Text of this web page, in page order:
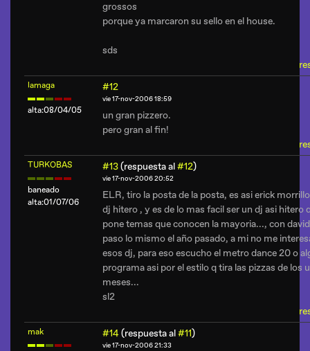
grossos
porque ya marcaron su sello en el house.
sds
lamaga
alta:08/04/05
#12
vie 17-nov-2006 18:59
un gran pizzero.
pero gran al fin!
TURKOBAS
baneado
alta:01/07/06
#13(respuesta al#12)
vie 17-nov-2006 20:52
ELR, tiro la posta de la posta, es asi erick
dj hitero , y es de lo mas facil ser un dj asi hitero
pone temas que conocen la mayoria..., con
paso lo mismo el año pasado, a mi no me
esos dj, para eso escucho el metro dance 20 o
programa asi por el estilo q tira las pizzas de los
meses...
sl2
mak #14(respuesta al#11)
vie 17-nov-2006 21:33